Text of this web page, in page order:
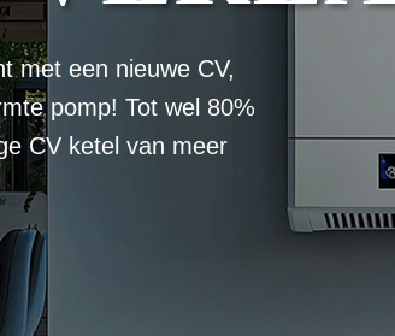
met een nieuwe CV,
pomp! Tot wel 80%
CV ketel van meer